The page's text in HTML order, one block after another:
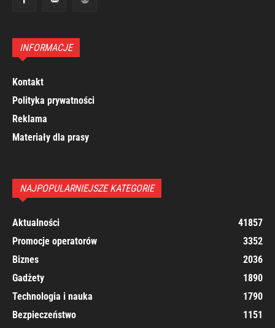
INFORMACJE
Kontakt
Polityka prywatności
Reklama
Materiały dla prasy
NAJPOPULARNIEJSZE KATEGORIE
Aktualności
41857
Promocje operatorów
3352
Biznes
2036
Gadżety
1890
Technologia i nauka
1790
Bezpieczeństwo
1151